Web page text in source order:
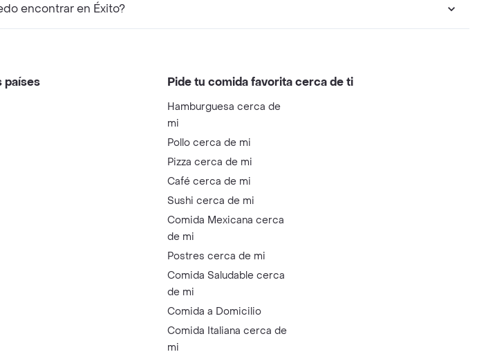
encontrar en Éxito?
países Pide tu comida favorita cerca de ti
Hamburguesa cerca de
mi
Pollo cerca de mi
Pizza cerca de mi
Café cerca de mi
Sushi cerca de mi
Comida Mexicana cerca
de mi
Postres cerca de mi
Comida Saludable cerca
de mi
Comida a Domicilio
Comida Italiana cerca de
mi